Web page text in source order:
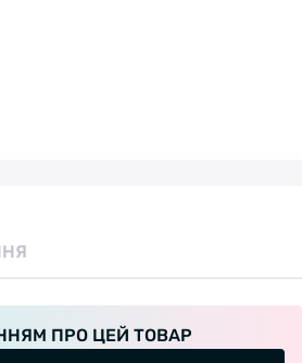
ПРО ЦЕЙ ТОВАР